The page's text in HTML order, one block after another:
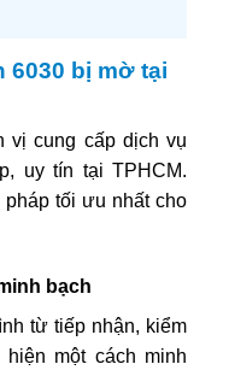
6030 bị mờ tại
vị cung cấp dịch vụ
uy tín tại TPHCM.
pháp tối ưu nhất cho
bạch
từ tiếp nhận, kiểm
một cách minh